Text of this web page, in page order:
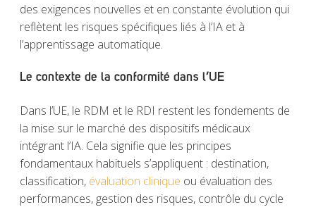
des exigences nouvelles et en constante évolution qui
reflètent les risques spécifiques liés à l’IA et à
l’apprentissage automatique.
Le contexte de la conformité dans l’UE
Dans l’UE, le RDM et le RDI restent les fondements de
la mise sur le marché des dispositifs médicaux
intégrant l’IA. Cela signifie que les principes
fondamentaux habituels s’appliquent : destination,
classification, évaluation clinique ou évaluation des
performances, gestion des risques, contrôle du cycle